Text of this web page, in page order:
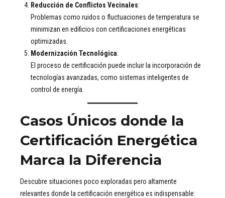
Reducción de Conflictos Vecinales:
Problemas como ruidos o fluctuaciones de temperatura se
minimizan en edificios con certificaciones energéticas
optimizadas.
Modernización Tecnológica:
El proceso de certificación puede incluir la incorporación de
tecnologías avanzadas, como sistemas inteligentes de
control de energía.
Casos Únicos donde la
Certificación Energética
Marca la Diferencia
Descubre situaciones poco exploradas pero altamente
relevantes donde la certificación energética es indispensable: